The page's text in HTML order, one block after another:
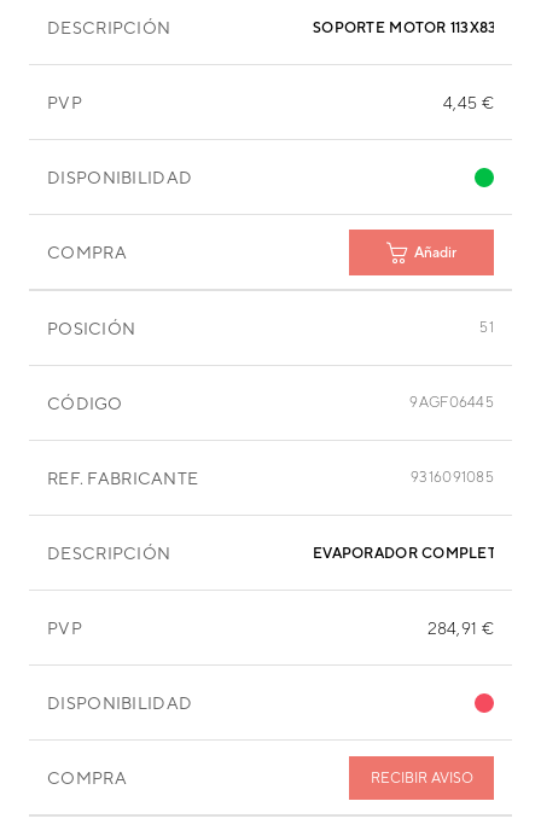
DESCRIPCIÓN SOPORTE MOTOR 113X83X60
PVP 4,45 €
DISPONIBILIDAD
COMPRA Añadir
POSICIÓN 51
CÓDIGO 9AGF06445
REF. FABRICANTE 9316091085
DESCRIPCIÓN EVAPORADOR COMPLETO
PVP 284,91 €
DISPONIBILIDAD
COMPRA RECIBIR AVISO